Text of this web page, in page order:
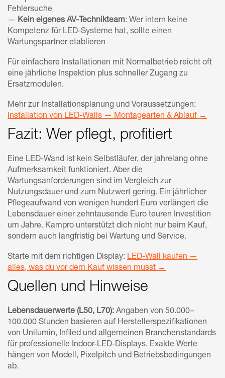
Fehlersuche
— Kein eigenes AV-Technikteam: Wer intern keine
Kompetenz für LED-Systeme hat, sollte einen
Wartungspartner etablieren
Für einfachere Installationen mit Normalbetrieb reicht oft
eine jährliche Inspektion plus schneller Zugang zu
Ersatzmodulen.
Mehr zur Installationsplanung und Voraussetzungen:
Installation von LED-Walls — Montagearten & Ablauf →
Fazit: Wer pflegt, profitiert
Eine LED-Wand ist kein Selbstläufer, der jahrelang ohne
Aufmerksamkeit funktioniert. Aber die
Wartungsanforderungen sind im Vergleich zur
Nutzungsdauer und zum Nutzwert gering. Ein jährlicher
Pflegeaufwand von wenigen hundert Euro verlängert die
Lebensdauer einer zehntausende Euro teuren Investition
um Jahre. Kampro unterstützt dich nicht nur beim Kauf,
sondern auch langfristig bei Wartung und Service.
Starte mit dem richtigen Display: LED-Wall kaufen —
alles, was du vor dem Kauf wissen musst →
Quellen und Hinweise
Lebensdauerwerte (L50, L70): Angaben von 50.000–
100.000 Stunden basieren auf Herstellerspezifikationen
von Unilumin, Infiled und allgemeinen Branchenstandards
für professionelle Indoor-LED-Displays. Exakte Werte
hängen von Modell, Pixelpitch und Betriebsbedingungen
ab.